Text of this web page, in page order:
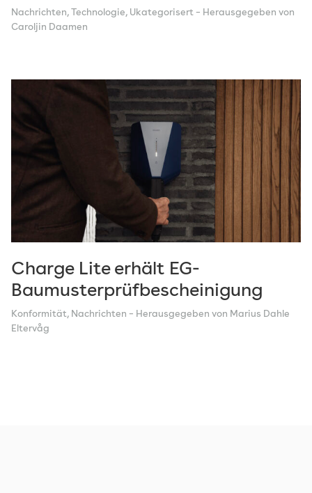
Nachrichten, Technologie, Ukategorisert – Herausgegeben von
Caroljin Daamen
Charge Lite erhält EG-
Baumusterprüfbescheinigung
Konformität, Nachrichten – Herausgegeben von Marius Dahle
Eltervåg